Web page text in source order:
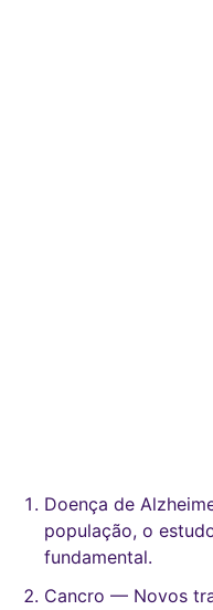
Doença de
população, o
fundamental.
Cancro — Novos